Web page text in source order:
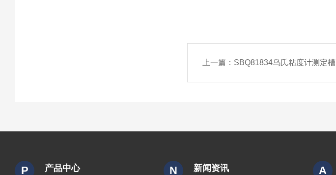
上一篇： SBQ81834乌氏粘度计测定槽
P 产品中心 N 新闻资讯 A